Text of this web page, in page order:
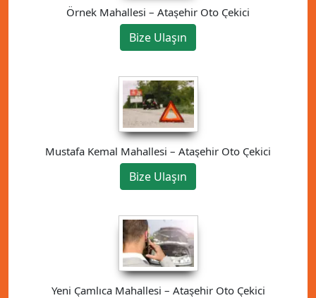
Örnek Mahallesi – Ataşehir Oto Çekici
Bize Ulaşın
Mustafa Kemal Mahallesi – Ataşehir Oto Çekici
Bize Ulaşın
Yeni Çamlıca Mahallesi – Ataşehir Oto Çekici